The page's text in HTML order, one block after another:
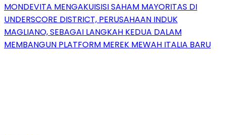
MONDEVITA MENGAKUISISI SAHAM MAYORITAS DI
UNDERSCORE DISTRICT, PERUSAHAAN INDUK
MAGLIANO, SEBAGAI LANGKAH KEDUA DALAM
MEMBANGUN PLATFORM MEREK MEWAH ITALIA BARU